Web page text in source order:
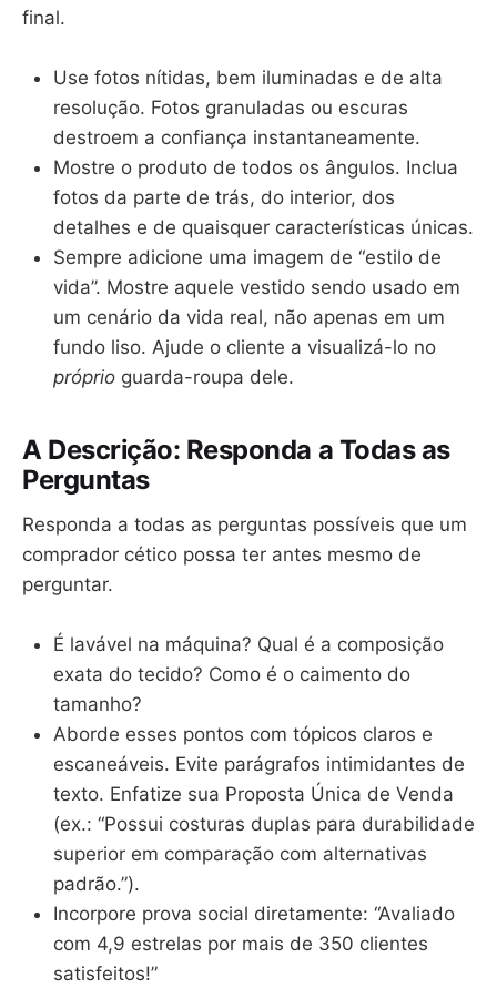
final.
Use fotos nítidas, bem iluminadas e de alta
resolução. Fotos granuladas ou escuras
destroem a confiança instantaneamente.
Mostre o produto de todos os ângulos. Inclua
fotos da parte de trás, do interior, dos
detalhes e de quaisquer características únicas.
Sempre adicione uma imagem de “estilo de
vida”. Mostre aquele vestido sendo usado em
um cenário da vida real, não apenas em um
fundo liso. Ajude o cliente a visualizá-lo no
próprio guarda-roupa dele.
A Descrição: Responda a Todas as
Perguntas
Responda a todas as perguntas possíveis que um
comprador cético possa ter antes mesmo de
perguntar.
É lavável na máquina? Qual é a composição
exata do tecido? Como é o caimento do
tamanho?
Aborde esses pontos com tópicos claros e
escaneáveis. Evite parágrafos intimidantes de
texto. Enfatize sua Proposta Única de Venda
(ex.: “Possui costuras duplas para durabilidade
superior em comparação com alternativas
padrão.”).
Incorpore prova social diretamente: “Avaliado
com 4,9 estrelas por mais de 350 clientes
satisfeitos!”